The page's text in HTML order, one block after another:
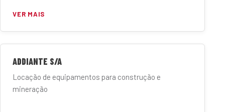
VER MAIS
ADDIANTE S/A
Locação de equipamentos para construção e
mineração